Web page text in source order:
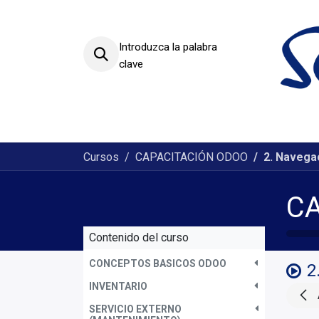
Introduzca la palabra
clave
Cursos CAPACITACIÓN ODOO 2.
Contenido del curso
CONCEPTOS BASICOS ODOO
INVENTARIO
SERVICIO EXTERNO